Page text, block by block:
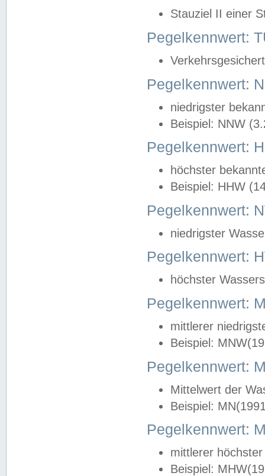
Stauziel II einer
Pegelkennwert:
Pegelkennwert:
niedrigster
Beispiel: NNW
Pegelkennwert:
höchster
Beispiel: HHW
Pegelkennwert:
niedrigster
Pegelkennwert:
höchster
Pegelkennwert:
mittlerer
Beispiel:
Pegelkennwert:
Mittelwert der
Beispiel:
Pegelkennwert:
mittlerer
Beispiel: